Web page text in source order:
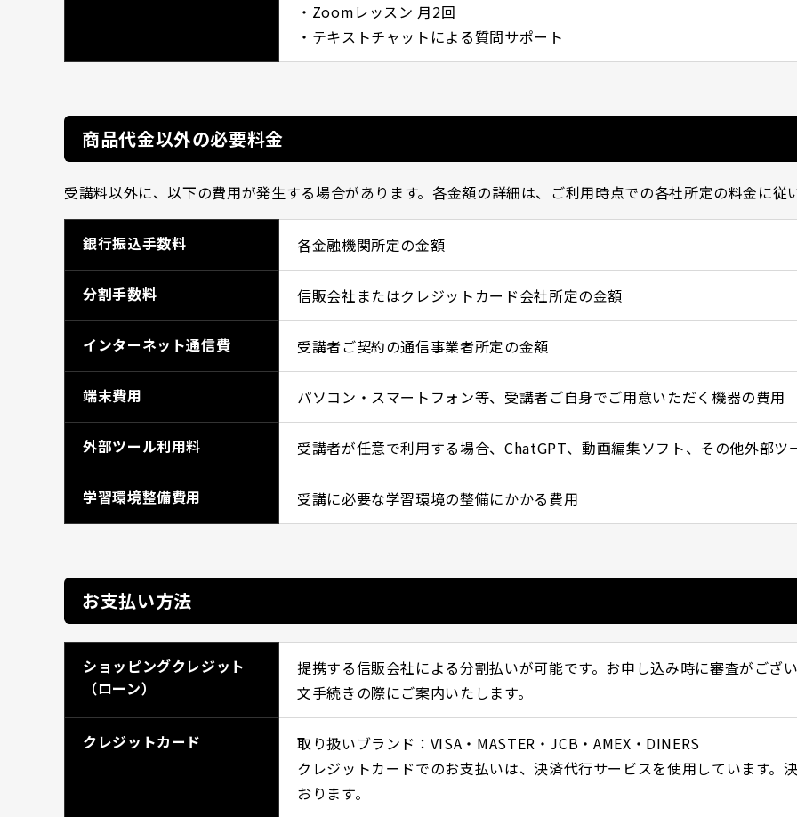
・Zoomレッスン 月2回
・テキストチャットによる質問サポート
商品代金以外の必要料金
受講料以外に、以下の費用が発生する場合があります。各金額の詳細は、ご利用時点での各社所定の料金に従
銀行振込手数料 各金融機関所定の金額
分割手数料 信販会社またはクレジットカード会社所定の金額
インターネット通信費 受講者ご契約の通信事業者所定の金額
端末費用 パソコン・スマートフォン等、受講者ご自身でご用意いただく機器の費用
外部ツール利用料 受講者が任意で利用する場合、ChatGPT、動画編集ソフト、その他外部
学習環境整備費用 受講に必要な学習環境の整備にかかる費用
お支払い方法
ショッピングクレジット
（ローン）
提携する信販会社による分割払いが可能です。お申し込み時に審査がござ
文手続きの際にご案内いたします。
クレジットカード
取り扱いブランド：VISA・MASTER・JCB・AMEX・DINERS
クレジットカードでのお支払いは、決済代行サービスを使用しています。
おります。